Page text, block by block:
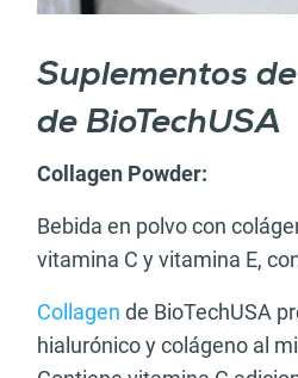
Suplementos
de BioTechUSA
Collagen Powder:
Bebida en polvo con
vitamina C y vitamina E,
Collagen de BioTechUSA
hialurónico y colágeno al